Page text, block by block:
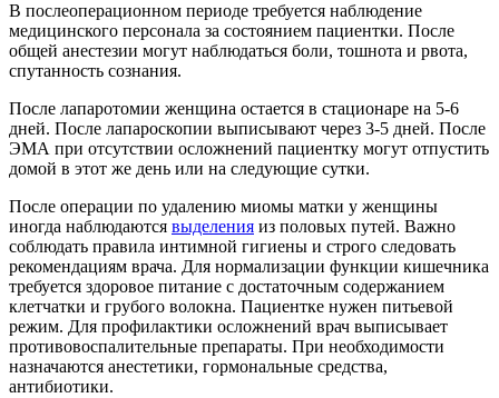
В послеоперационном периоде требуется наблюдение
медицинского персонала за состоянием пациентки. После
общей анестезии могут наблюдаться боли, тошнота и рвота,
спутанность сознания.
После лапаротомии женщина остается в стационаре на 5-6
дней. После лапароскопии выписывают через 3-5 дней. После
ЭМА при отсутствии осложнений пациентку могут отпустить
домой в этот же день или на следующие сутки.
После операции по удалению миомы матки у женщины
иногда наблюдаются выделения из половых путей. Важно
соблюдать правила интимной гигиены и строго следовать
рекомендациям врача. Для нормализации функции кишечника
требуется здоровое питание с достаточным содержанием
клетчатки и грубого волокна. Пациентке нужен питьевой
режим. Для профилактики осложнений врач выписывает
противовоспалительные препараты. При необходимости
назначаются анестетики, гормональные средства,
антибиотики.